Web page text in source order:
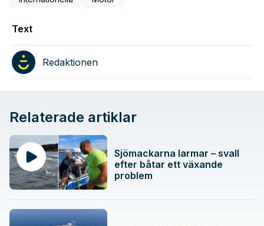
Text
Redaktionen
Relaterade artiklar
Sjömackarna larmar – svall
efter båtar ett växande
problem